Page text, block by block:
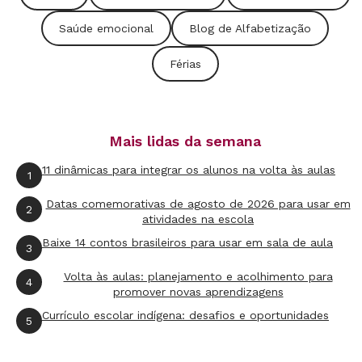
Pensar sobre como permanecer alegre e fazer
outros felizes é altamente recomendável!
- Também é essencial aproveitar o momento
- É imprescindível curtir as pessoas que
amamos, seja no cinema, em viagens,
acampamentos, parques ou praças públicas
com muita luz do sol (vejaas dicas de viagens
de outros professores).
-É recomendável evitar falar de assuntos que
causem preocupações. Se for irresistível, que o
Saúde emocional Blog de Alfabetização
Férias
Mais lidas da semana
1 11 dinâmicas para integrar os alunos na volta às aulas
2
Datas comemorativas de agosto de 2026 para usar em
atividades na escola
3 Baixe 14 contos brasileiros para usar em sala de aula
4
Volta às aulas: planejamento e acolhimento para
promover novas aprendizagens
5 Currículo escolar indígena: desafios e oportunidades